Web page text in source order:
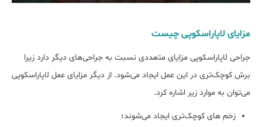
مزایای لاپاراسکوپی چیست
جراحی لاپاراسکوپی مزایای متعددی نسبت به جراحی‌های دیگر دارد زیرا
برش کوچک‌تری در این عمل ایجاد می‌شود. از دیگر مزایای عمل لاپاراسکوپی
می‌توان به موارد زیر اشاره کرد.
زخم های کوچک‌تری ایجاد می‌شوند؛